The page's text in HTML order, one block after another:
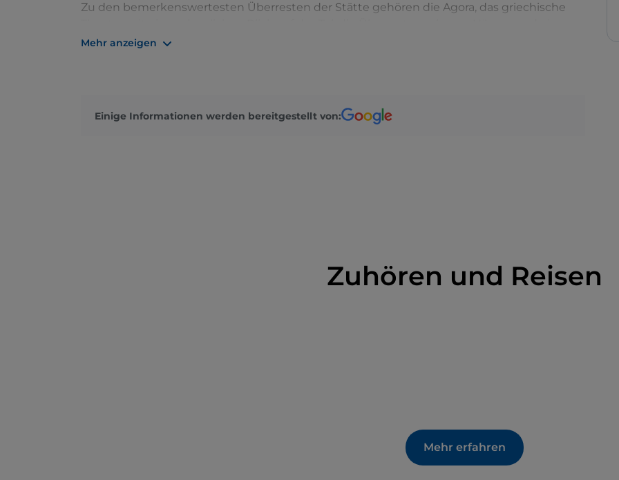
Zu den bemerkenswertesten Überresten der Stätte gehören die Agora, das griechische
Thermalbads sowie ein der Göttin Demeter gewidmetes Heiligtum. Das griechische
religiösen Gebrauchs der Bewohner von Iaitas ans Licht gebracht, die heute im
Mehr anzeigen
Einige Informationen werden bereitgestellt von:
Zuhören und Reisen
Mehr erfahren